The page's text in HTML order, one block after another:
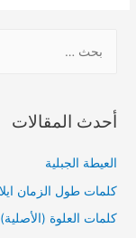
أحدث المقالات
العيطة الجبلية
كلمات طول الزمان
كلمات العلوة (الأصلية)